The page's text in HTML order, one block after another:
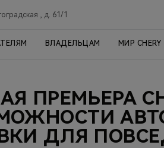
, д. 61/1
ВЛАДЕЛЬЦАМ МИР CHERY
ПРЕМЬЕРА
ДЛЯ